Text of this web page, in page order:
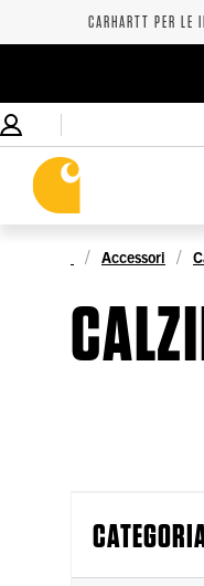
CARHARTT PER LE
Accessori